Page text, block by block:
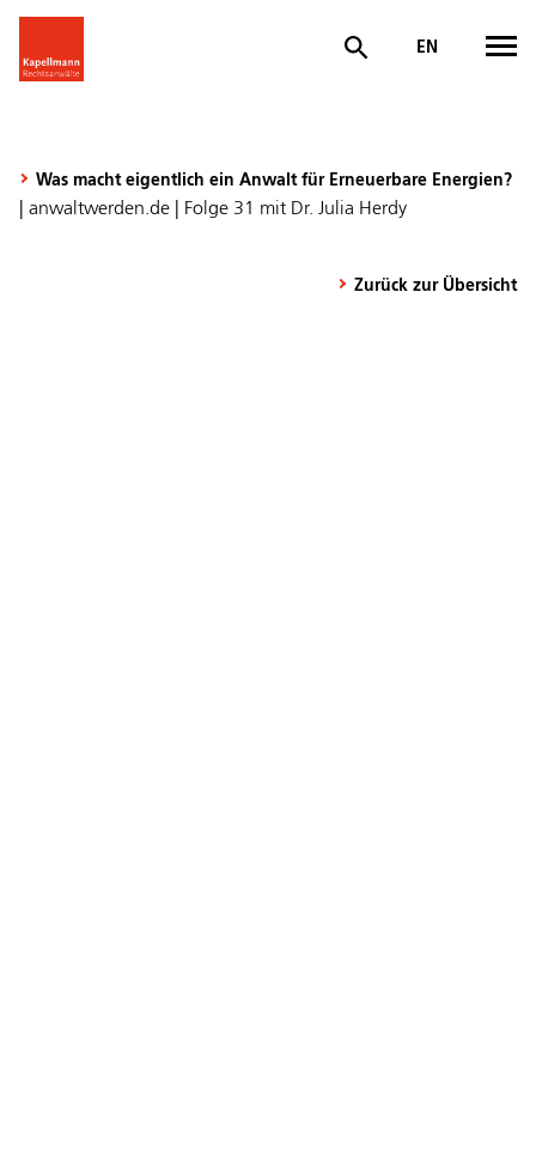
EN
Was macht eigentlich ein Anwalt für Erneuerbare Energien?
| anwaltwerden.de | Folge 31 mit Dr. Julia Herdy
Zurück zur Übersicht